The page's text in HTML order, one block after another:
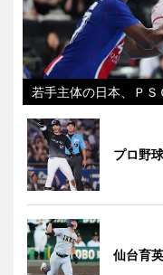
若手主体の日本、ＰＳ
プロ野
仙台育